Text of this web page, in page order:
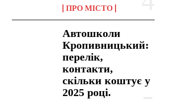
ПРО МІСТО
Автошколи
Кропивницький:
перелік,
контакти,
скільки коштує у
2025 році.